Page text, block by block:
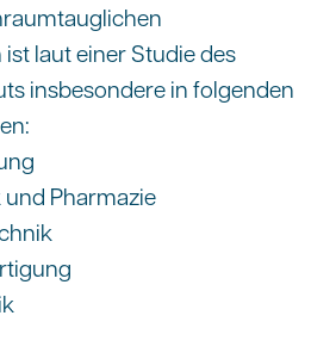
laut einer Studie des
insbesondere in folgenden
Pharmazie